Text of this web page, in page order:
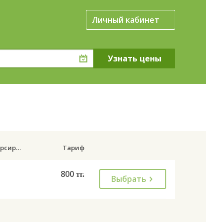
Личный кабинет
Дни курсирования Тариф
800 тг. Выбрать